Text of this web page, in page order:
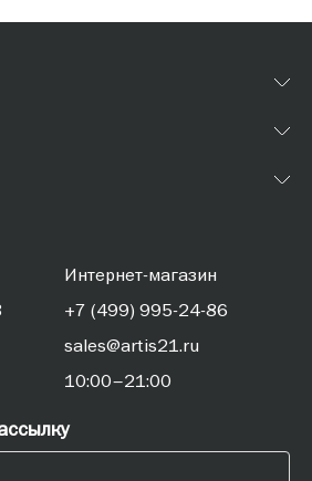
Интернет-магазин
+7 (499) 995-24-86
sales@artis21.ru
10:00–21:00